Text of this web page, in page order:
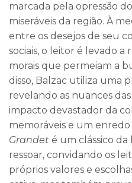
marcada pela opressão
miseráveis da região. À
entre os desejos de seu
sociais, o leitor é levado a
morais que permeiam a
disso, Balzac utiliza uma
revelando as nuances
impacto devastador da
memoráveis e um
Grandet é um clássico
ressoar, convidando os
próprios valores e